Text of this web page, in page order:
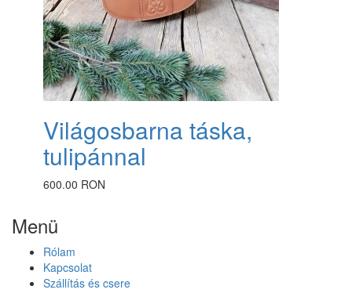
Világosbarna táska,
tulipánnal
600.00 RON
Menü
Rólam
Kapcsolat
Szállítás és csere